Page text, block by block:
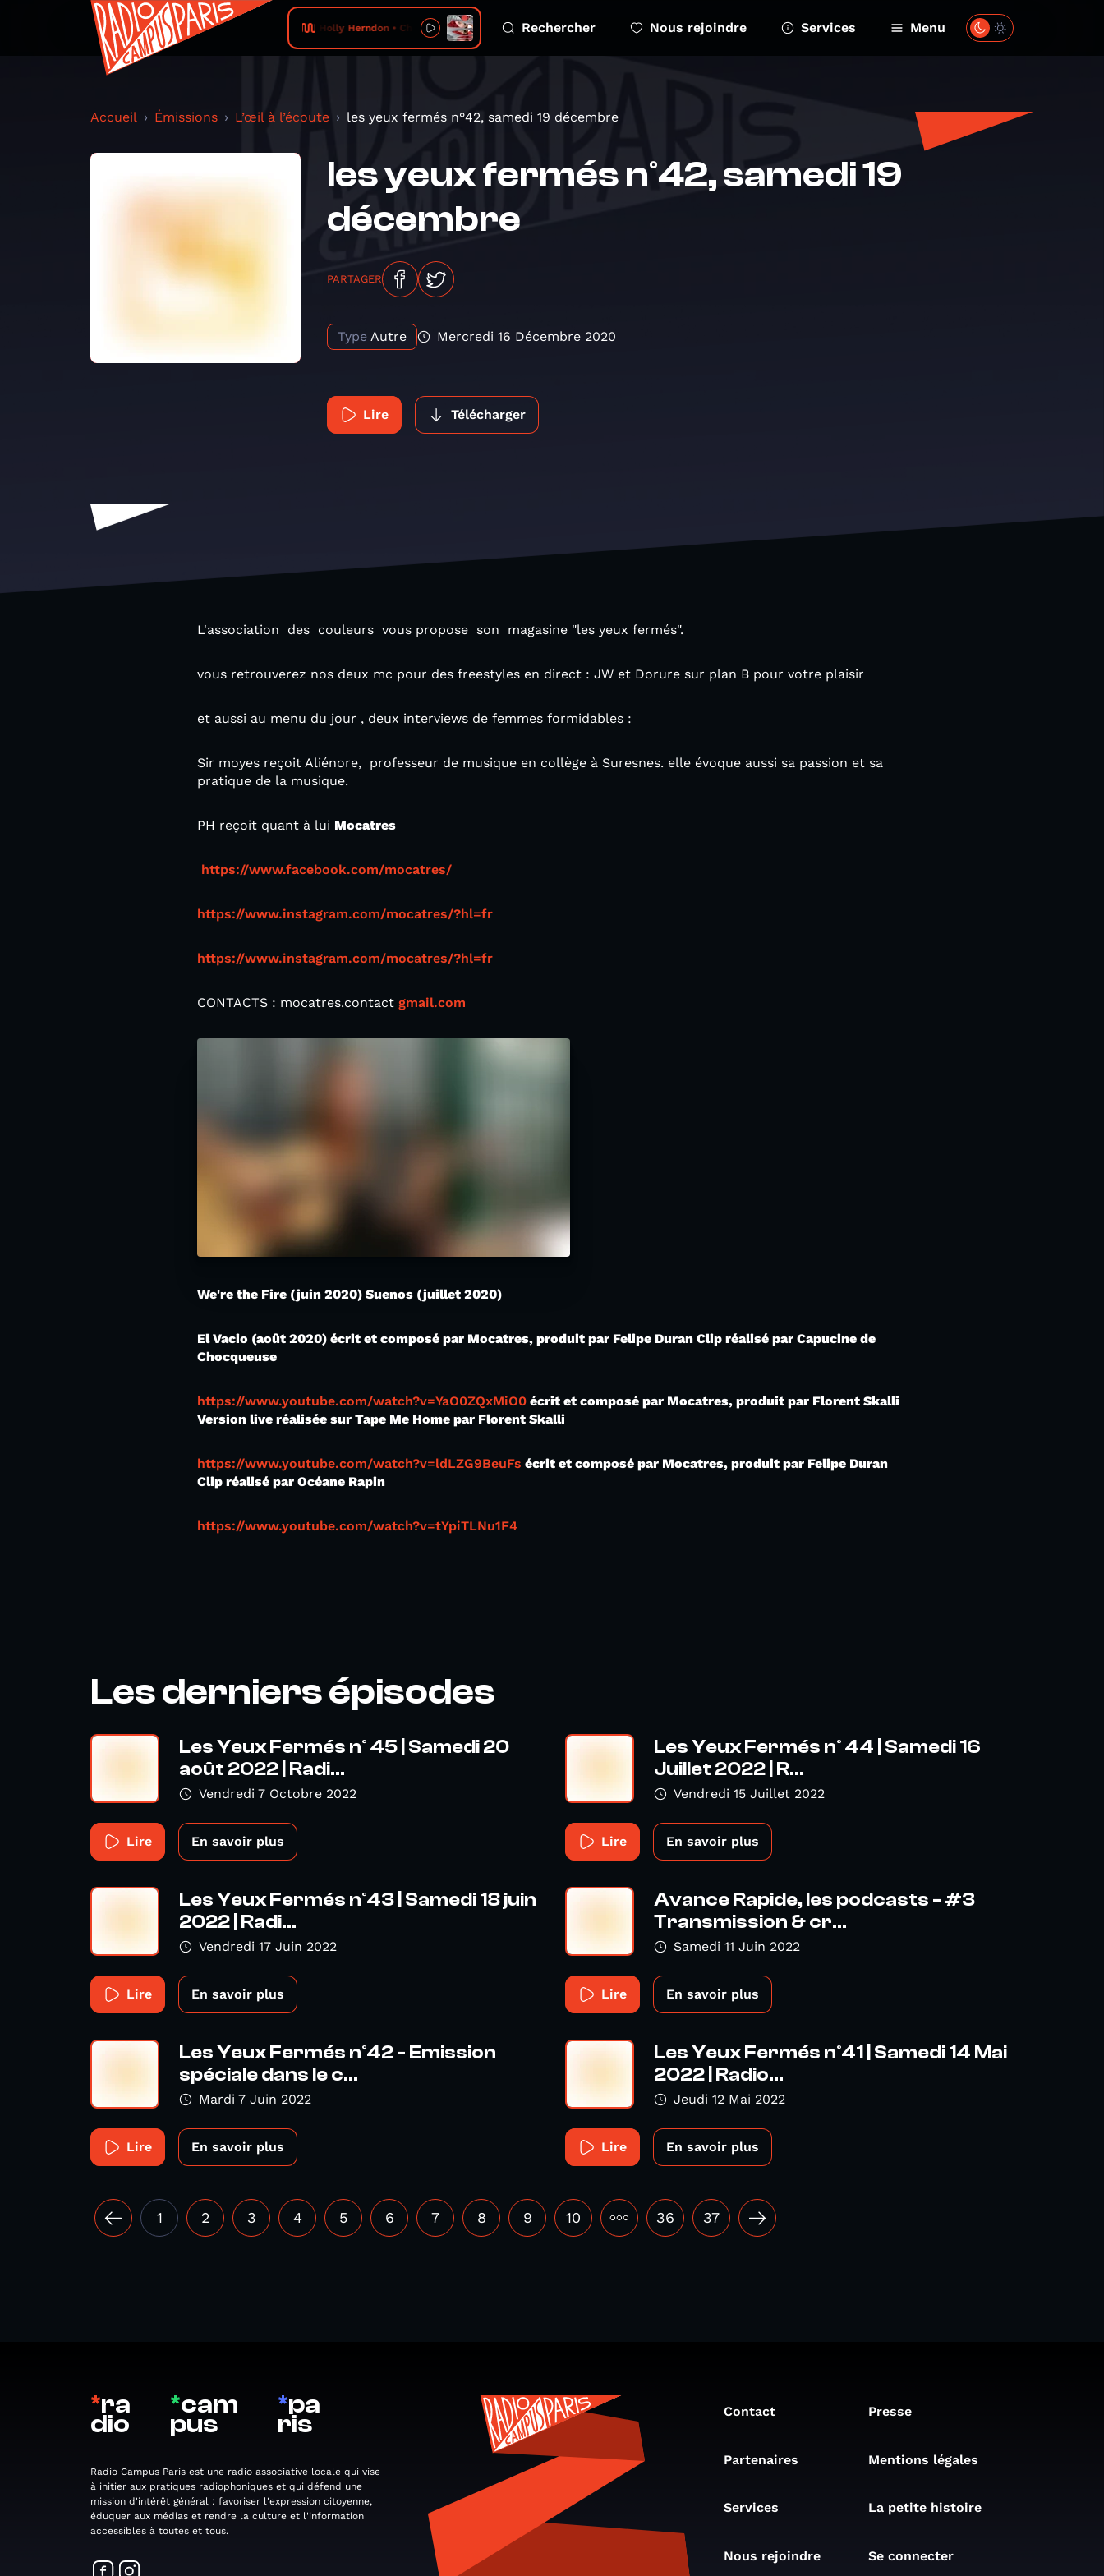
Holly Herndon • Chorus Rechercher Nous rejoindre Services Menu
Accueil Émissions L’œil à l’écoute les yeux fermés n°42, samedi 19 décembre
les yeux fermés n°42, samedi 19
décembre
PARTAGER
Type Autre Mercredi 16 Décembre 2020
Lire Télécharger
L'association des couleurs vous propose son magasine "les yeux fermés".
vous retrouverez nos deux mc pour des freestyles en direct : JW et Dorure sur plan B pour votre plaisir
et aussi au menu du jour , deux interviews de femmes formidables :
Sir moyes reçoit Aliénore, professeur de musique en collège à Suresnes. elle évoque aussi sa passion et sa
pratique de la musique.
PH reçoit quant à lui Mocatres
https://www.facebook.com/mocatres/
https://www.instagram.com/mocatres/?hl=fr
https://www.instagram.com/mocatres/?hl=fr
CONTACTS : mocatres.contact gmail.com
We're the Fire (juin 2020) Suenos (juillet 2020)
El Vacio (août 2020) écrit et composé par Mocatres, produit par Felipe Duran Clip réalisé par Capucine de
Chocqueuse
https://www.youtube.com/watch?v=YaO0ZQxMiO0 écrit et composé par Mocatres, produit par Florent Skalli
Version live réalisée sur Tape Me Home par Florent Skalli
https://www.youtube.com/watch?v=ldLZG9BeuFs écrit et composé par Mocatres, produit par Felipe Duran
Clip réalisé par Océane Rapin
https://www.youtube.com/watch?v=tYpiTLNu1F4
Les derniers épisodes
Les Yeux Fermés n° 45 | Samedi 20
août 2022 | Radi...
Vendredi 7 Octobre 2022
Lire En savoir plus
Les Yeux Fermés n° 44 | Samedi 16
Juillet 2022 | R...
Vendredi 15 Juillet 2022
Lire En savoir plus
Les Yeux Fermés n°43 | Samedi 18 juin
2022 | Radi...
Vendredi 17 Juin 2022
Lire En savoir plus
Avance Rapide, les podcasts - #3
Transmission & cr...
Samedi 11 Juin 2022
Lire En savoir plus
Les Yeux Fermés n°42 - Emission
spéciale dans le c...
Mardi 7 Juin 2022
Lire En savoir plus
Les Yeux Fermés n°41 | Samedi 14 Mai
2022 | Radio...
Jeudi 12 Mai 2022
Lire En savoir plus
1 2 3 4 5 6 7 8 9 10 ••• 36 37
*ra
dio
*cam
pus
*pa
ris
Radio Campus Paris est une radio associative locale qui vise
à initier aux pratiques radiophoniques et qui défend une
mission d'intérêt général : favoriser l'expression citoyenne,
éduquer aux médias et rendre la culture et l'information
accessibles à toutes et tous.
Contact Presse
Partenaires Mentions légales
Services La petite histoire
Nous rejoindre Se connecter